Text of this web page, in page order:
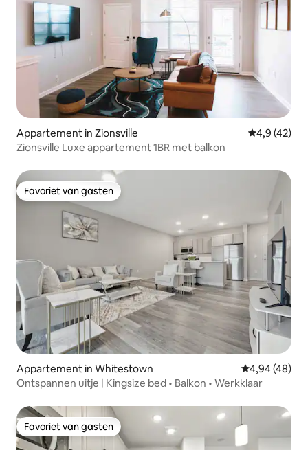
Appartement in Zionsville
4,9 (42)
Zionsville Luxe appartement 1BR met balkon
Favoriet van gasten
Favoriet van gasten
Appartement in Whitestown Gemiddelde
4,94 (48)
Ontspannen uitje | Kingsize bed • Balkon • Werkklaar
Favoriet van gasten
Favoriet van gasten